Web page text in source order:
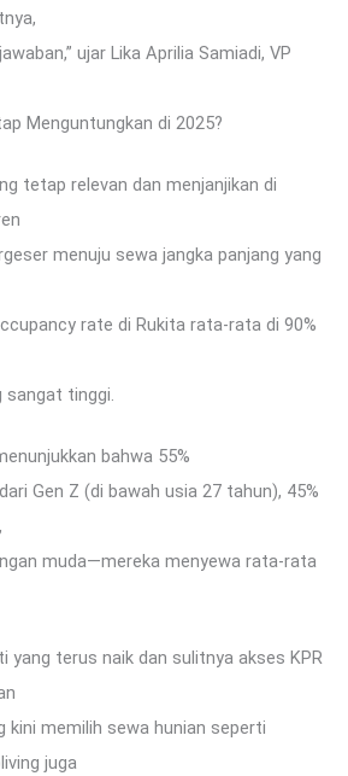
ujar Lika Aprilia Samiadi, VP
Menguntungkan di 2025?
tetap relevan dan menjanjikan di
menuju sewa jangka panjang yang
rate di Rukita rata-rata di 90%
sangat tinggi.
bahwa 55%
Gen Z (di bawah usia 27 tahun), 45%
muda—mereka menyewa rata-rata
yang terus naik dan sulitnya akses KPR
kini memilih sewa hunian seperti
juga